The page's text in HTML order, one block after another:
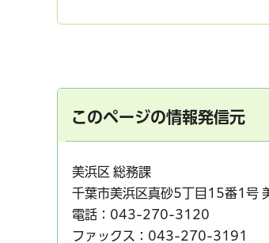
このページの情報発信元
美浜区 総務課
千葉市美浜区真砂5丁目15番1号
電話：043-270-3120
ファックス：043-270-3191